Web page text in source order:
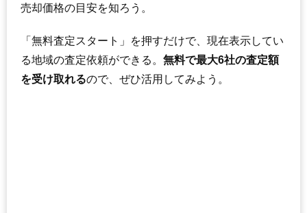
売却価格の目安を知ろう。
「無料査定スタート」を押すだけで、現在表示してい
る地域の査定依頼ができる。 無料で最大6社の査定額
を受け取れるので、ぜひ活用してみよう。